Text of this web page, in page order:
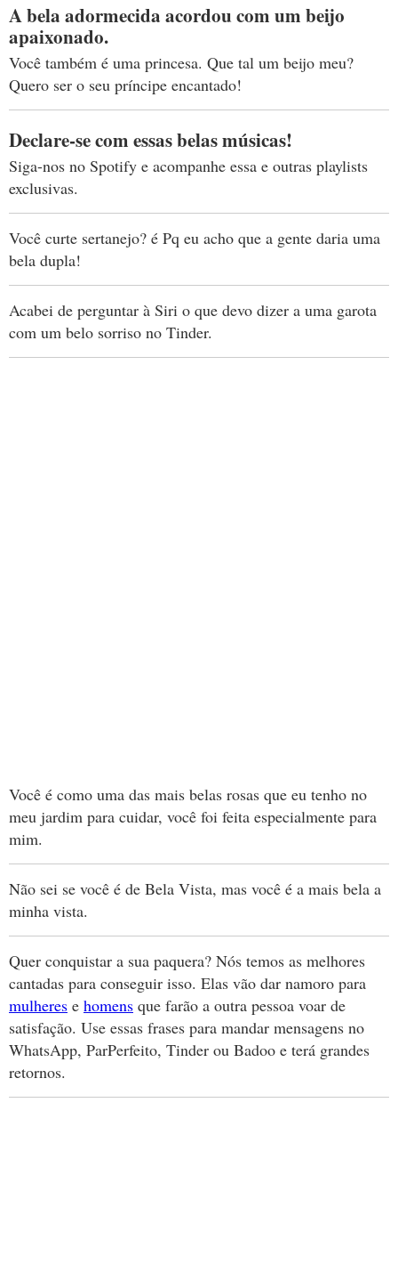
A bela adormecida acordou com um beijo
apaixonado.
Você também é uma princesa. Que tal um beijo meu?
Quero ser o seu príncipe encantado!
Declare-se com essas belas músicas!
Siga-nos no Spotify e acompanhe essa e outras playlists
exclusivas.
Você curte sertanejo? é Pq eu acho que a gente daria uma
bela dupla!
Acabei de perguntar à Siri o que devo dizer a uma garota
com um belo sorriso no Tinder.
Você é como uma das mais belas rosas que eu tenho no
meu jardim para cuidar, você foi feita especialmente para
mim.
Não sei se você é de Bela Vista, mas você é a mais bela a
minha vista.
Quer conquistar a sua paquera? Nós temos as melhores
cantadas para conseguir isso. Elas vão dar namoro para
mulheres e homens que farão a outra pessoa voar de
satisfação. Use essas frases para mandar mensagens no
WhatsApp, ParPerfeito, Tinder ou Badoo e terá grandes
retornos.